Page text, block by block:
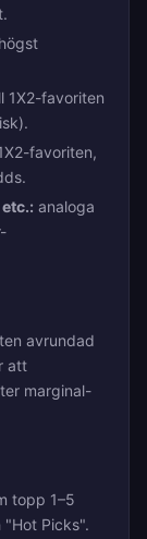
1X2-favoriten
favoriten,
analoga
avrundad
att
marginal-
topp 1–5
Picks".